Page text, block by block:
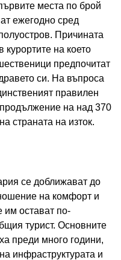
места по брой
ежегодно сред
Причината
курортите на което
предпочитат
си. На въпроса
правилен
на над 370
страната на изток.
се доближават до
на комфорт и
им остават по-
турист. Основните
преди много години,
инфраструктурата и